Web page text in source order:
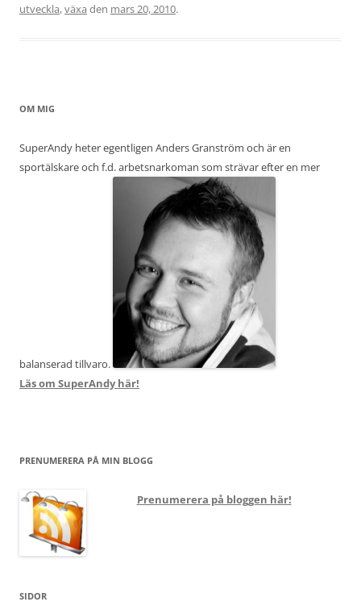
utveckla,växa den mars 20, 2010.
OM MIG
SuperAndy heter egentligen Anders Granström och är en
sportälskare och f.d. arbetsnarkoman som strävar efter en mer
balanserad tillvaro.
Läs om SuperAndy här!
PRENUMERERA PÅ MIN BLOGG
Prenumerera på bloggen här!
SIDOR